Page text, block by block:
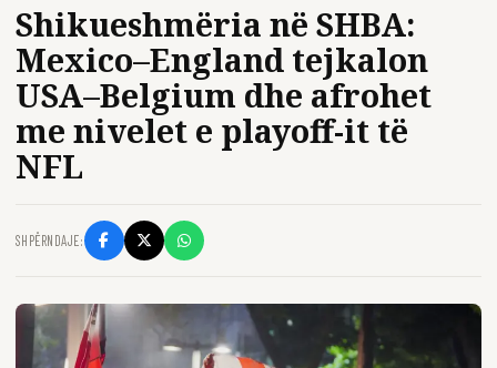
Shikueshmëria në SHBA:
Mexico–England tejkalon
USA–Belgium dhe afrohet
me nivelet e playoff-it të
NFL
SHPËRNDAJE: